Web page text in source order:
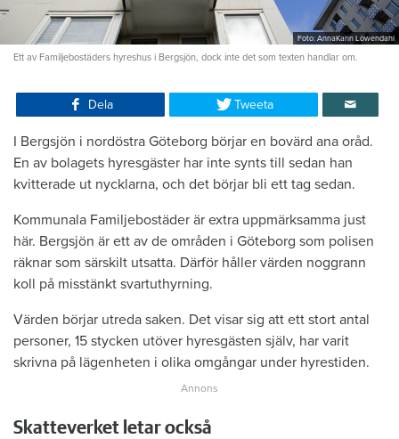
Foto: AnnaKarin Löwendahl
Ett av Familjebostäders hyreshus i Bergsjön, dock inte det som texten handlar om.
Dela Tweeta
I Bergsjön i nordöstra Göteborg börjar en bovärd ana oråd.
En av bolagets hyresgäster har inte synts till sedan han
kvitterade ut nycklarna, och det börjar bli ett tag sedan.
Kommunala Familjebostäder är extra uppmärksamma just
här. Bergsjön är ett av de områden i Göteborg som polisen
räknar som särskilt utsatta. Därför håller värden noggrann
koll på misstänkt svartuthyrning.
Värden börjar utreda saken. Det visar sig att ett stort antal
personer, 15 stycken utöver hyresgästen själv, har varit
skrivna på lägenheten i olika omgångar under hyrestiden.
Skatteverket letar också